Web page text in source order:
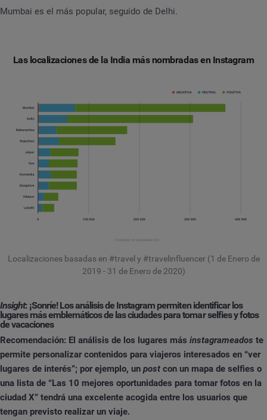
Mumbai es el más popular, seguido de Delhi.
Las localizaciones de la India más nombradas en Instagram
Localizaciones basadas en #travel y #travelinfluencer (1 de Enero de
2019 - 31 de Enero de 2020)
Insight: ¡Sonríe! Los análisis de Instagram permiten identificar los
lugares más emblemáticos de las ciudades para tomar selfies y fotos
de vacaciones
Recomendación: El análisis de los lugares más instagrameados te
permite personalizar contenidos para viajeros interesados en “ver
lugares de interés”; por ejemplo, un post con un mapa de selfies o
una lista de “Las 10 mejores oportunidades para tomar fotos en la
ciudad X” tendrá una excelente acogida entre los usuarios que
tengan previsto realizar un viaje.